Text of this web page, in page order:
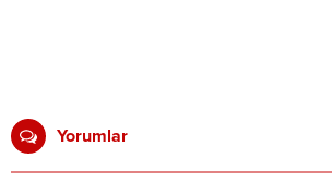
Yorumlar